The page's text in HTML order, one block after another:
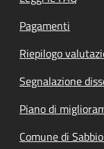
Pagamenti
Riepilogo
Segnalazione
Piano di
Comune di